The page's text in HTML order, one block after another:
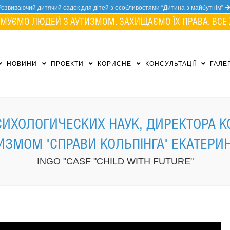
дитячий садок для дітей з особливостями “Дитина з майбутнім”
ЛЮДЕЙ З АУТИЗМОМ. ЗАХИЩАЄМО ЇХ ПРАВА. ВСЕ
НОВИНИ ПРОЕКТИ КОРИСНЕ КОНСУЛЬТАЦІЇ
НАУК, ДИРЕКТОРА
"СПРАВИ КОЛЬПІНГА"
INGO "CASF "CHILD WITH FUTURE"